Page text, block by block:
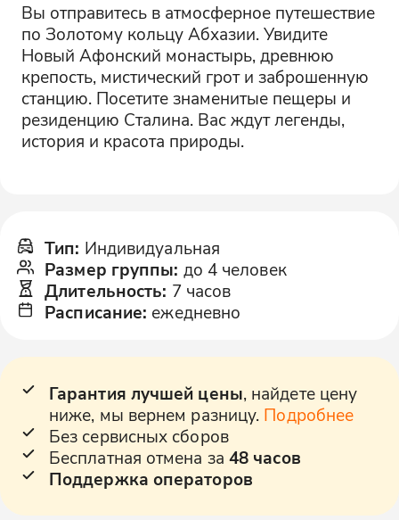
Вы отправитесь в атмосферное путешествие
по Золотому кольцу Абхазии. Увидите
Новый Афонский монастырь, древнюю
крепость, мистический грот и заброшенную
станцию. Посетите знаменитые пещеры и
резиденцию Сталина. Вас ждут легенды,
история и красота природы.
Тип: Индивидуальная
Размер группы: до 4 человек
Длительность: 7 часов
Расписание: ежедневно
Гарантия лучшей цены, найдете цену
ниже, мы вернем разницу. Подробнее
Без сервисных сборов
Бесплатная отмена за 48 часов
Поддержка операторов